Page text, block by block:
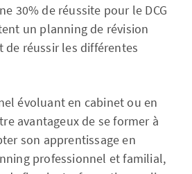
30% de réussite pour le DCG
un planning de révision
réussir les différentes
évoluant en cabinet ou en
avantageux de se former à
son apprentissage en
professionnel et familial,